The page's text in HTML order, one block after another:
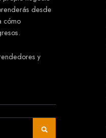
desde
cómo
y